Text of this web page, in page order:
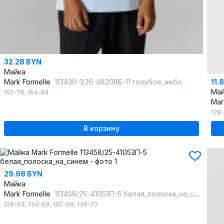
32.28 BYN
Майка
Mark Formelle 113430-1/26-48208Б-11 голубое_небо
152-76, 164-84
В корзину
29.98 BYN
Майка
Mark Formelle 113458/25-41053П-5 белая_полоска_на_синем
128-64, 134-68, 140-68, 146-72